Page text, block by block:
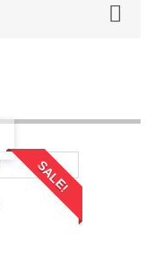
SALE!